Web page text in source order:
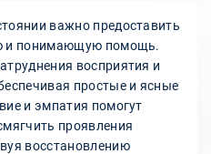
важно предоставить
и понимающую помощь.
восприятия и
простые и ясные
и эмпатия помогут
проявления
восстановлению